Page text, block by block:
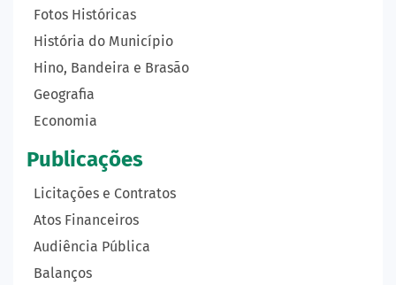
Fotos Históricas
História do Município
Hino, Bandeira e Brasão
Geografia
Economia
Publicações
Licitações e Contratos
Atos Financeiros
Audiência Pública
Balanços